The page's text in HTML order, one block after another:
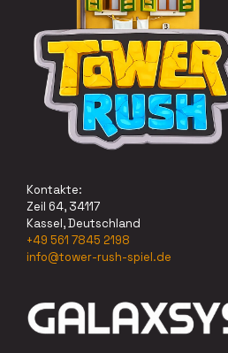
Kontakte:
Zeil 64, 34117
Kassel, Deutschland
+49 561 7845 2198
info@tower-rush-spiel.de